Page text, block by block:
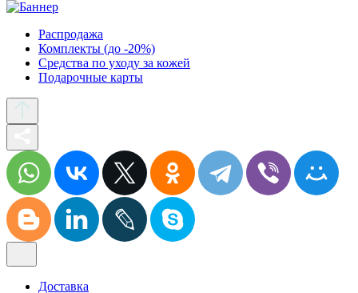
Распродажа
Комплекты (до -20%)
Средства по уходу за кожей
Подарочные карты
Доставка